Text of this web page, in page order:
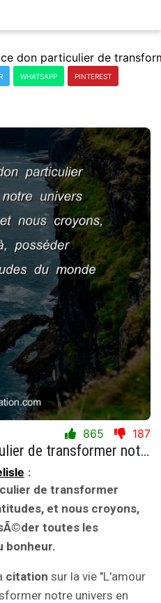
WHATSAPP PINTEREST
865 187
L'amour a ce don particulier de transformer notre univers en bÃ©atitudes, et nous croyons, Ã ce moment-lÃ , possÃ©der toutes les aptitudes du monde au bonheur.
:
de transformer
et nous croyons,
toutes les
bonheur.
citation sur la vie "L'amour
notre univers en